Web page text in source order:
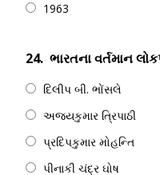
1963
24. ભારતના વર્તમાન
દિલીપ બી. ભોંસલે
અજયકુમાર ત્રિપાઠી
પ્રદિપકુમાર મોહન્તિ
પીનાકી ચંદ્ર ઘોષ